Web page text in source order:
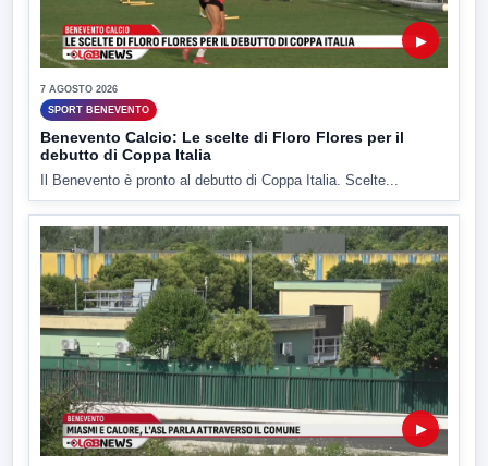
▶
7 AGOSTO 2026
SPORT BENEVENTO
Benevento Calcio: Le scelte di Floro Flores per il
debutto di Coppa Italia
Il Benevento è pronto al debutto di Coppa Italia. Scelte...
▶